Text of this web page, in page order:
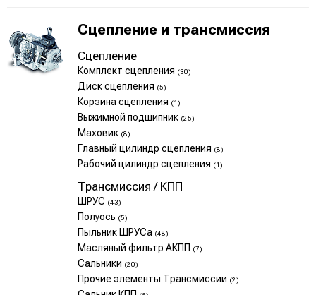
Сцепление и трансмиссия
Сцепление
Комплект сцепления (30)
Диск сцепления (5)
Корзина сцепления (1)
Выжимной подшипник (25)
Маховик (8)
Главный цилиндр сцепления (8)
Рабочий цилиндр сцепления (1)
Трансмиссия / КПП
ШРУС (43)
Полуось (5)
Пыльник ШРУСа (48)
Масляный фильтр АКПП (7)
Сальники (20)
Прочие элементы Трансмиссии (2)